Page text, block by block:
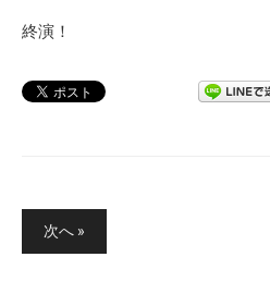
終演！
稿
次へ »